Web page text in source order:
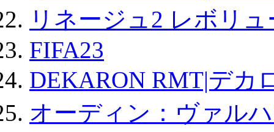
リネージュ2 レボリ
FIFA23
DEKARON RMT|デカ
オーディン：ヴァル